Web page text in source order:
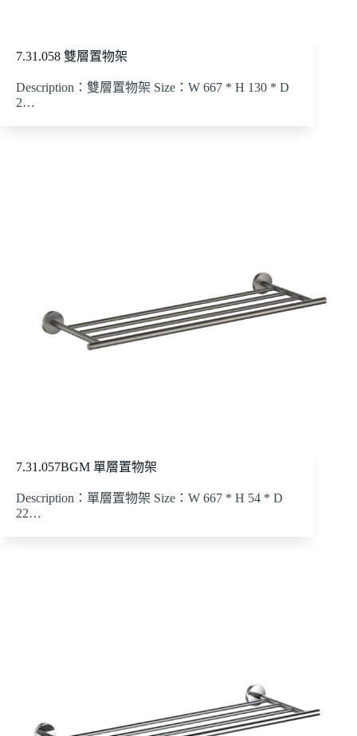
7.31.058 雙層置物架
Description：雙層置物架 Size：W 667 * H 130 * D
2…
7.31.057BGM 單層置物架
Description：單層置物架 Size：W 667 * H 54 * D
22…